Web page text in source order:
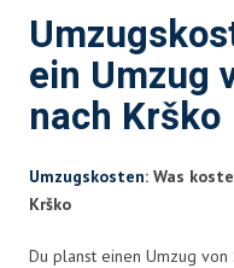
ein Umzug
nach Krško
Umzugskosten: Was
Krško
Du planst einen Umzug